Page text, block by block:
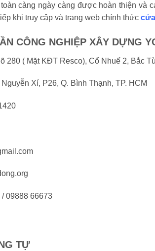
càng ngày càng được hoàn thiện và
khi truy cập và trang web chính thức
CÔNG NGHIỆP XÂY DỰNG
280 ( Mặt KĐT Resco), Cổ Nhuế 2, Bắc
Xí, P26, Q. Bình Thạnh, TP. HCM
09888 66673
TỰ